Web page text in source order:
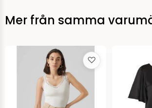
Mer från samma
♡